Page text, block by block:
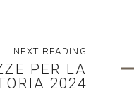
NEXT READING
PER LA
2024